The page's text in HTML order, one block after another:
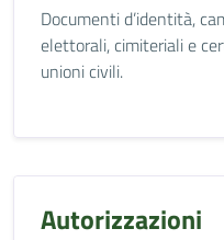
Documenti d’identità,
elettorali, cimiteriali e
unioni civili.
Autorizzazioni